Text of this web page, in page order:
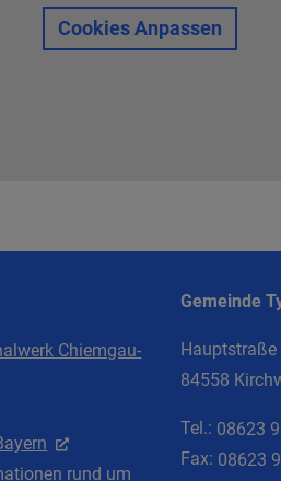
Cookies Anpassen
Chiemgau-
rund um
Gemeinde
Hauptstraße
84558
Tel.: 08623
Fax: 08623